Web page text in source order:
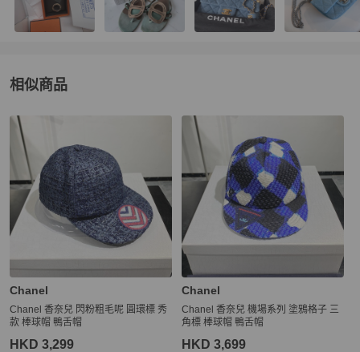
相似商品
更多相似 推薦精品
Chanel
Chanel 香奈兒 閃粉粗毛呢 圓環標 秀
款 棒球帽 鴨舌帽
HKD 3,299
Chanel
Chanel 香奈兒 機場系列 塗鴉格子 三
角標 棒球帽 鴨舌帽
HKD 3,699